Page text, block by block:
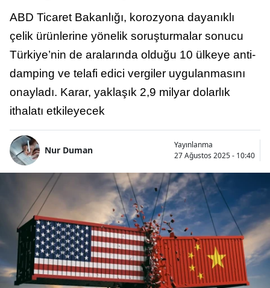
ABD Ticaret Bakanlığı, korozyona dayanıklı
çelik ürünlerine yönelik soruşturmalar sonucu
Türkiye’nin de aralarında olduğu 10 ülkeye anti-
damping ve telafi edici vergiler uygulanmasını
onayladı. Karar, yaklaşık 2,9 milyar dolarlık
ithalatı etkileyecek
Nur Duman
Yayınlanma
27 Ağustos 2025 - 10:40